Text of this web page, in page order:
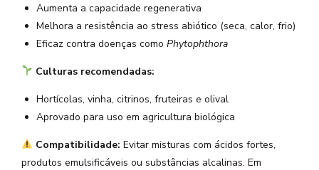
Aumenta a capacidade regenerativa
Melhora a resistência ao stress abiótico (seca, calor, frio)
Eficaz contra doenças como Phytophthora
Culturas recomendadas:
Hortícolas, vinha, citrinos, fruteiras e olival
Aprovado para uso em agricultura biológica
Compatibilidade: Evitar misturas com ácidos fortes,
produtos emulsificáveis ou substâncias alcalinas. Em